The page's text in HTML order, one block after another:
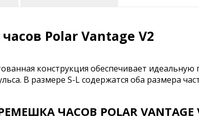
Polar Vantage V2
конструкция обеспечивает идеальную
В размере S-L содержатся оба размера
ЧАСОВ POLAR VANTAGE